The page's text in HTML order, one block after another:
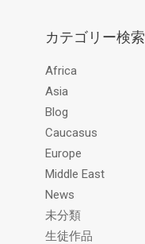
レ
カテゴリー検索
Africa
Asia
Blog
Caucasus
Europe
Middle East
News
未分類
生徒作品